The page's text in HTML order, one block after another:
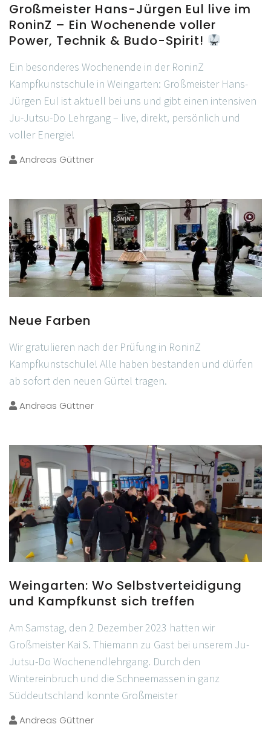
Großmeister Hans-Jürgen Eul live im
RoninZ – Ein Wochenende voller
Power, Technik & Budo-Spirit!
Ein besonderes Wochenende in der RoninZ
Kampfkunstschule in Weingarten: Großmeister Hans-
Jürgen Eul ist aktuell bei uns und gibt einen intensiven
Ju-Jutsu-Do Lehrgang – live, direkt, persönlich und
voller Energie!
Andreas Güttner
Neue Farben
Wir gratulieren nach der Prüfung in RoninZ
Kampfkunstschule! Alle haben bestanden und dürfen
ab sofort den neuen Gürtel tragen.
Andreas Güttner
Weingarten: Wo Selbstverteidigung
und Kampfkunst sich treffen
Am Samstag, den 2 Dezember 2023 hatten wir
Großmeister Kai S. Thiemann zu Gast bei unserem Ju-
Jutsu-Do Wochenendlehrgang. Durch den
Wintereinbruch und die Schneemassen in ganz
Süddeutschland konnte Großmeister
Andreas Güttner